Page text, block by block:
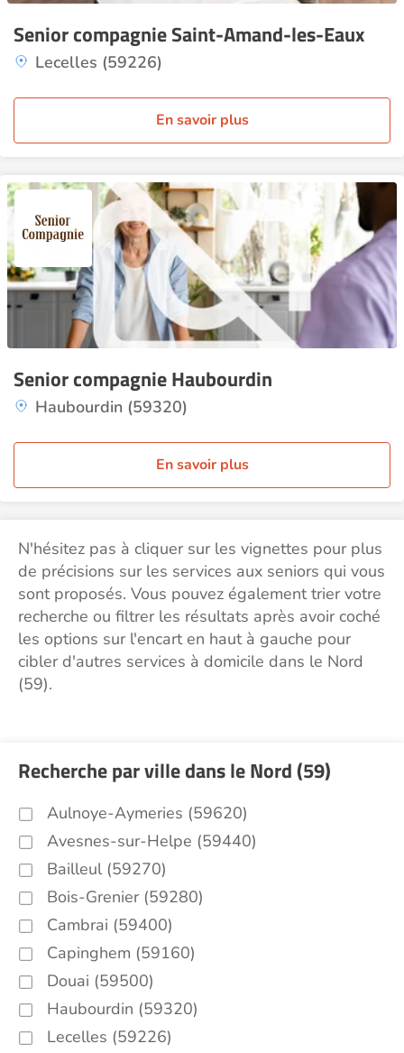
Senior compagnie Saint-Amand-les-Eaux
Lecelles (59226)
En savoir plus
Senior compagnie Haubourdin
Haubourdin (59320)
En savoir plus
N'hésitez pas à cliquer sur les vignettes pour plus
de précisions sur les services aux seniors qui vous
sont proposés. Vous pouvez également trier votre
recherche ou filtrer les résultats après avoir coché
les options sur l'encart en haut à gauche pour
cibler d'autres services à domicile dans le Nord
(59).
Recherche par ville dans le Nord (59)
Aulnoye-Aymeries (59620)
Avesnes-sur-Helpe (59440)
Bailleul (59270)
Bois-Grenier (59280)
Cambrai (59400)
Capinghem (59160)
Douai (59500)
Haubourdin (59320)
Lecelles (59226)